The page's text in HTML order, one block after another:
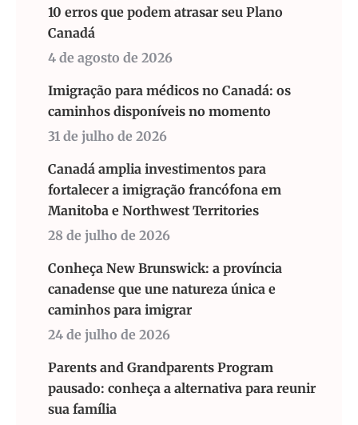
10 erros que podem atrasar seu Plano
Canadá
4 de agosto de 2026
Imigração para médicos no Canadá: os
caminhos disponíveis no momento
31 de julho de 2026
Canadá amplia investimentos para
fortalecer a imigração francófona em
Manitoba e Northwest Territories
28 de julho de 2026
Conheça New Brunswick: a província
canadense que une natureza única e
caminhos para imigrar
24 de julho de 2026
Parents and Grandparents Program
pausado: conheça a alternativa para reunir
sua família